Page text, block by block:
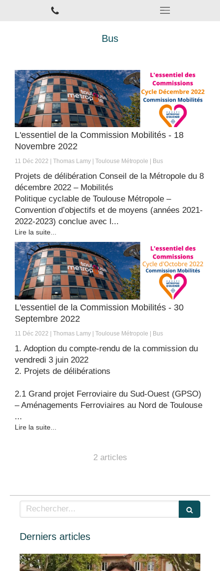
Bus
L'essentiel de la Commission Mobilités - 18
Novembre 2022
11 Déc 2022 Thomas Lamy Toulouse Métropole Bus
Projets de délibération Conseil de la Métropole du 8
décembre 2022 – Mobilités
Politique cyclable de Toulouse Métropole –
Convention d’objectifs et de moyens (années 2021-
2022-2023) conclue avec l...
Lire la suite...
L'essentiel de la Commission Mobilités - 30
Septembre 2022
11 Déc 2022 Thomas Lamy Toulouse Métropole Bus
1. Adoption du compte-rendu de la commission du
vendredi 3 juin 2022
2. Projets de délibérations
2.1 Grand projet Ferroviaire du Sud-Ouest (GPSO)
– Aménagements Ferroviaires au Nord de Toulouse
...
Lire la suite...
2 articles
Rechercher
Derniers articles